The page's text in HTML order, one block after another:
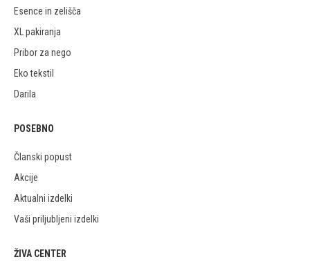
Esence in zelišča
XL pakiranja
Pribor za nego
Eko tekstil
Darila
POSEBNO
Članski popust
Akcije
Aktualni izdelki
Vaši priljubljeni izdelki
ŽIVA CENTER